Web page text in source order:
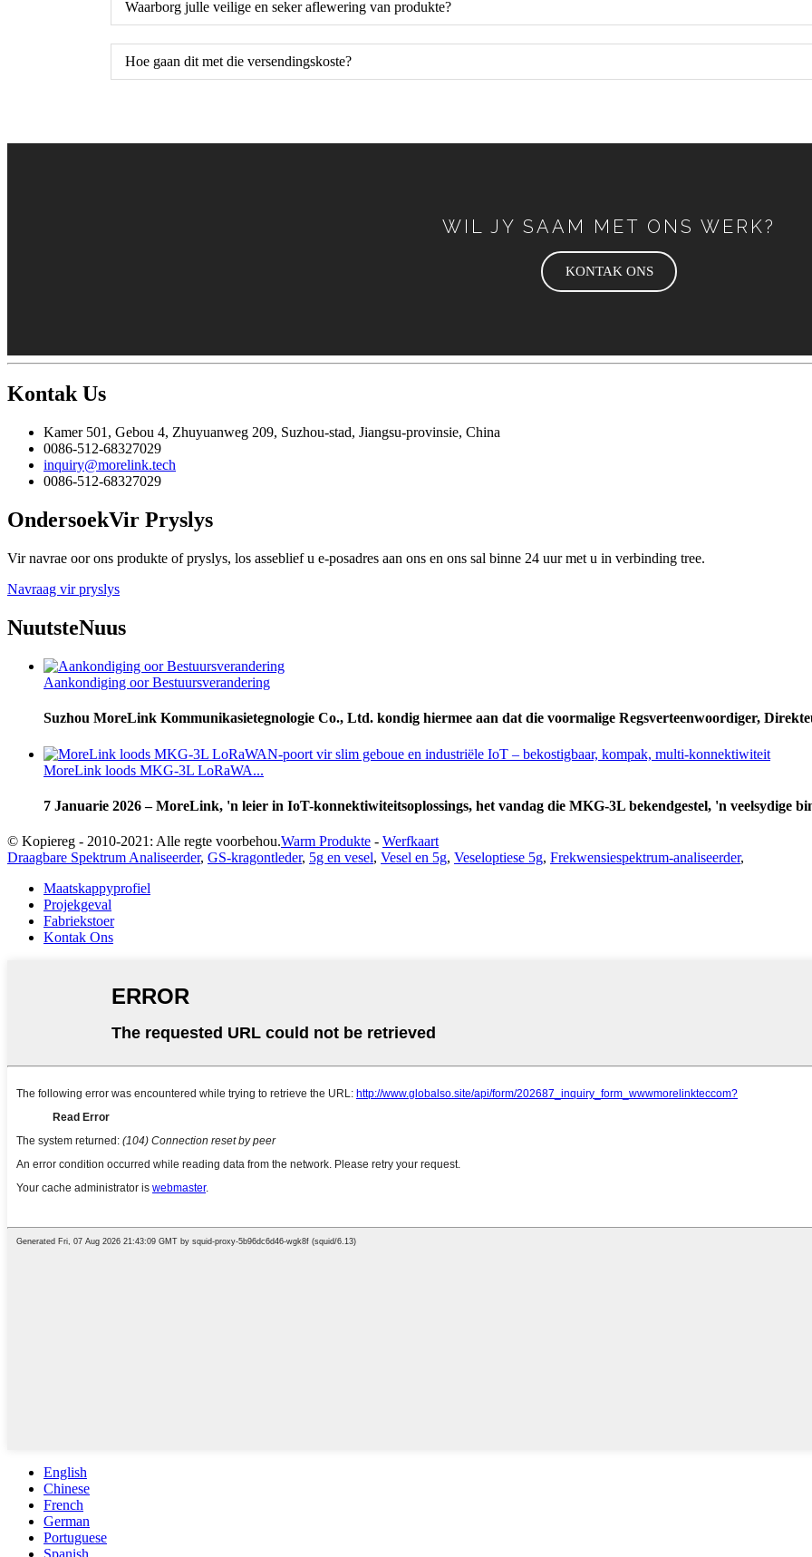
Waarborg julle veilige en seker aflewering van produkte?
Hoe gaan dit met die versendingskoste?
WIL JY SAAM MET ONS WERK?
KONTAK ONS
KontakUs
Kamer 501, Gebou 4, Zhuyuanweg 209, Suzhou-stad, Jiangsu-provinsie, China
0086-512-68327029
inquiry@morelink.tech
0086-512-68327029
OndersoekVir Pryslys
Vir navrae oor ons produkte of pryslys, los asseblief u e-posadres aan ons en ons sal binne 24 uur met u in verbinding tree.
Navraag vir pryslys
NuutsteNuus
Aankondiging oor Bestuursverandering
Suzhou MoreLink Kommunikasietegnologie Co., Ltd. kondig hiermee aan dat die voormalige Regsverteenwoordiger,
MoreLink loods MKG-3L LoRaWA...
7 Januarie 2026 – MoreLink, 'n leier in IoT-konnektiwiteitsoplossings, het vandag die MKG-3L bekendgestel, 'n veelsydige
© Kopiereg - 2010-2021: Alle regte voorbehou.Warm Produkte - Werfkaart
Draagbare Spektrum Analiseerder, GS-kragontleder, 5g en vesel, Vesel en 5g, Veseloptiese 5g, Frekwensiespektrum-analiseerder,
Maatskappyprofiel
Projekgeval
Fabriekstoer
Kontak Ons
English
Chinese
French
German
Portuguese
Spanish